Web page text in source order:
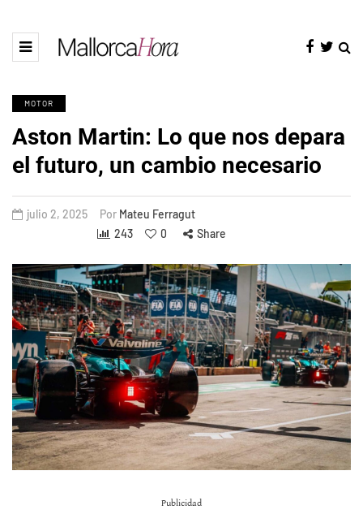
MOTOR
Aston Martin: Lo que nos depara
el futuro, un cambio necesario
julio 2, 2025 Por Mateu Ferragut
243
0 Share
Publicidad